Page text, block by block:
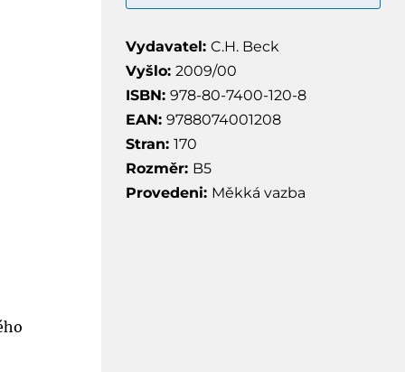
Vydavatel: C.H. Beck
Vyšlo: 2009/00
ISBN: 978-80-7400-120-8
EAN: 9788074001208
Stran: 170
Rozměr: B5
Provedeni: Měkká vazba